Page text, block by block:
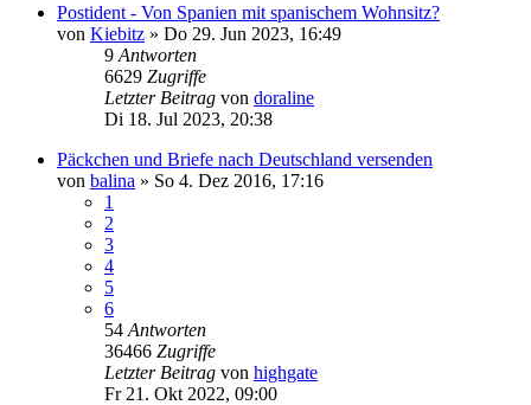
Postident - Von Spanien mit spanischem Wohnsitz?
von Kiebitz » Do 29. Jun 2023, 16:49
9 Antworten
6629 Zugriffe
Letzter Beitrag von doraline
Di 18. Jul 2023, 20:38
Päckchen und Briefe nach Deutschland versenden
von balina » So 4. Dez 2016, 17:16
1
2
3
4
5
6
54 Antworten
36466 Zugriffe
Letzter Beitrag von highgate
Fr 21. Okt 2022, 09:00